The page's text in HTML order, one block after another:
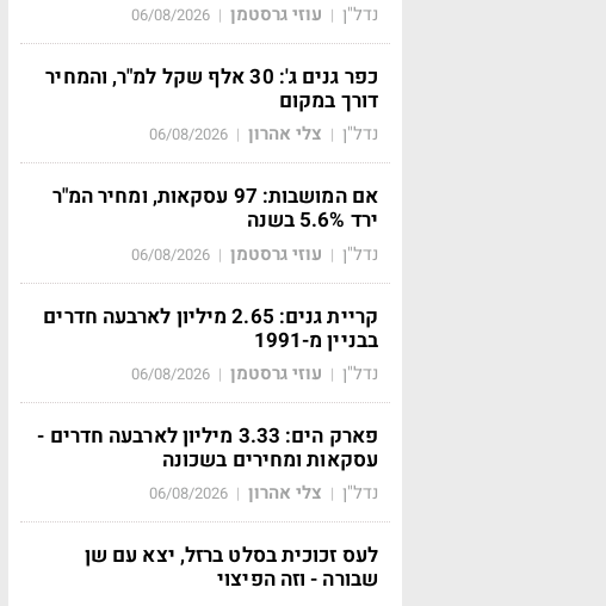
נדל"ן | עוזי גרסטמן |
06/08/2026
כפר גנים ג': 30 אלף שקל למ"ר, והמחיר
דורך במקום
נדל"ן | צלי אהרון |
06/08/2026
אם המושבות: 97 עסקאות, ומחיר המ"ר
ירד 5.6% בשנה
נדל"ן | עוזי גרסטמן |
06/08/2026
קריית גנים: 2.65 מיליון לארבעה חדרים
בבניין מ-1991
נדל"ן | עוזי גרסטמן |
06/08/2026
פארק הים: 3.33 מיליון לארבעה חדרים -
עסקאות ומחירים בשכונה
נדל"ן | צלי אהרון |
06/08/2026
לעס זכוכית בסלט ברזל, יצא עם שן
שבורה - וזה הפיצוי